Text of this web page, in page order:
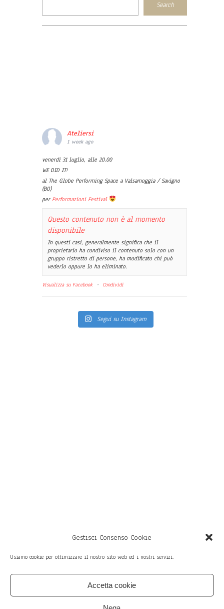
Gestisci Consenso Cookie
Usiamo cookie per ottimizzare il nostro sito web ed i nostri servizi.
Accetta cookie
Ateliersi
1 week ago
venerdì 31 luglio, alle 20.00
WE DID IT!
al The Globe Performing Space a Valsamoggia / Savigno
(BO)
per Performazioni Festival
Questo contenuto non è al momento
disponibile
In questi casi, generalmente significa che il
proprietario ha condiviso il contenuto solo con un
gruppo ristretto di persone, ha modificato chi può
vederlo oppure lo ha eliminato.
Visualizza su Facebook · Condividi
Segui su Instagram
Sì — via San Vitale 69,
Bologna (Italy)